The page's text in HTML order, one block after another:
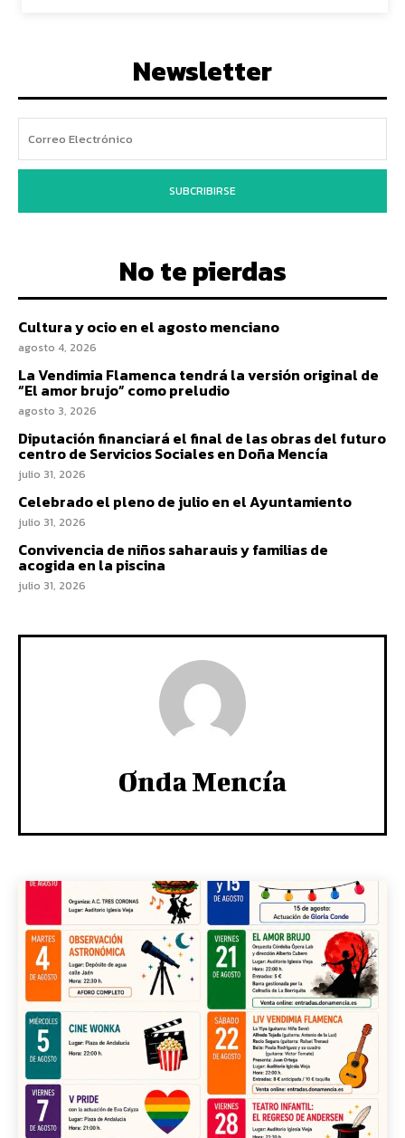
Newsletter
SUBCRIBIRSE
No te pierdas
Cultura y ocio en el agosto menciano
agosto 4, 2026
La Vendimia Flamenca tendrá la versión original de
“El amor brujo” como preludio
agosto 3, 2026
Diputación financiará el final de las obras del futuro
centro de Servicios Sociales en Doña Mencía
julio 31, 2026
Celebrado el pleno de julio en el Ayuntamiento
julio 31, 2026
Convivencia de niños saharauis y familias de
acogida en la piscina
julio 31, 2026
Onda Mencía